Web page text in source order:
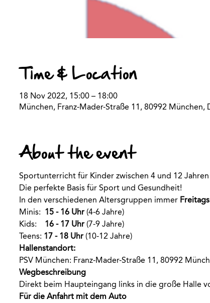
Time & Location
18 Nov 2022, 15:00 – 18:00
München, Franz-Mader-Straße 11, 80992 München,
About the event
Sportunterricht für Kinder zwischen 4 und 12
Die perfekte Basis für Sport und Gesundheit!
In den verschiedenen Altersgruppen immer Freitags
Minis: 15 - 16 Uhr (4-6 Jahre)
Kids: 16 - 17 Uhr (7-9 Jahre)
Teens: 17 - 18 Uhr (10-12 Jahre)
Hallenstandort:
PSV München: Franz-Mader-Straße 11, 80992
Wegbeschreibung
Direkt beim Haupteingang links in die große Halle
Für die Anfahrt mit dem Auto